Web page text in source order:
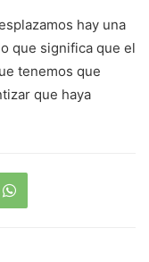
hay una
que significa que el
tenemos que
que haya